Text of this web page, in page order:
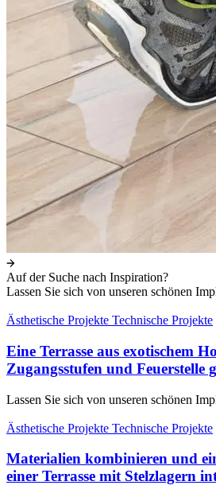
Auf der Suche nach Inspiration?
Lassen Sie sich von unseren schönen
Ästhetische Projekte Technische Projekte
Eine Terrasse aus exotischem
Zugangsstufen und Feuerstelle
Lassen Sie sich von unseren schönen
Ästhetische Projekte Technische Projekte
Materialien kombinieren und
einer Terrasse mit Stelzlagern